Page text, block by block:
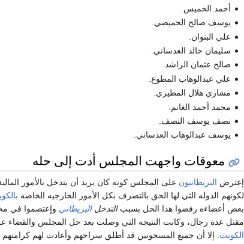
أحمد الخميس.
يوسف صالح الحميضي.
علي البنوان.
سليمان خالد العدساني.
صالح عثمان الراشد.
علي عبدالوهاب المطوع.
مشاري هلال المطيري.
محمد أحمد الغانم.
نصف يوسف النصف.
يوسف عبدالوهاب العدساني.
معوقات واجهت المجلس أدت إلى حله
إعترض البريطانيون على المجلس كونه كان يريد أن يتدخل بالأمور
لكونهم الدوله التي لها الحق بالتصرف بكل الأمور الخارجيه الخاصه
بعض أعضاءه رفضوا هذا الحل بسببالتدخلالبريطاني وإعتصموا في
مقتل عدة رجال، وكانت النتيجه التي وصلت بعد حل المجلس
الكويت. إلا أن جميع المسجونين قد أطلق سراحهم وأعادت لهم